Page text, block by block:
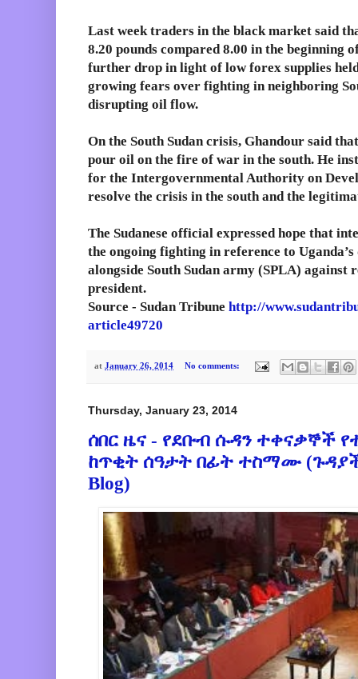
Last week traders in the black market said
8.20 pounds compared 8.00 in the beginning
further drop in light of low forex supplies
growing fears over fighting in neighboring
disrupting oil flow.
On the South Sudan crisis, Ghandour said
pour oil on the fire of war in the south. He
for the Intergovernmental Authority on
resolve the crisis in the south and the
The Sudanese official expressed hope that
the ongoing fighting in reference to
alongside South Sudan army (SPLA) against
president.
Source - Sudan Tribune http://
article49720
at January 26, 2014 No comments:
Thursday, January 23, 2014
ሰበር ዜና - የደቡብ ሱዳን ተቀናቃኞች
ከጥቂት ሰዓታት በፊት ተስማሙ
Blog)